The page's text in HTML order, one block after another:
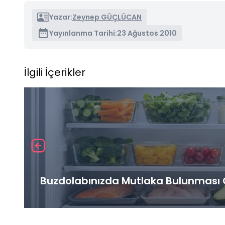
Yazar:Zeynep GÜÇLÜCAN
Yayınlanma Tarihi:23 Ağustos 2010
İlgili İçerikler
Buzdolabınızda Mutlaka Bulunması